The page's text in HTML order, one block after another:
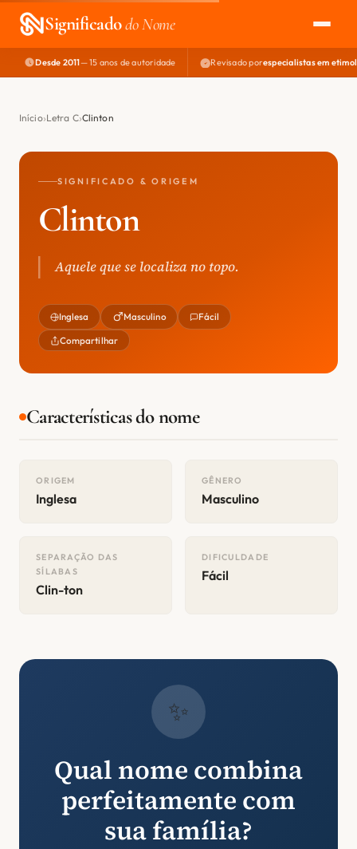
Significadodo Nome
EXPLORAR
NOME PERFEITO
Desde 2011— 15 anos de autoridade Revisado porespecialistas em
Início Letra C Clinton
SIGNIFICADO & ORIGEM
Clinton
Aquele que se localiza no topo.
Inglesa Masculino Fácil
Compartilhar
Características do nome
ORIGEM
Inglesa
GÊNERO
Masculino
SEPARAÇÃO DAS
SÍLABAS
Clin-ton
DIFICULDADE
Fácil
✨
Qual nome combina
perfeitamente com
sua família?